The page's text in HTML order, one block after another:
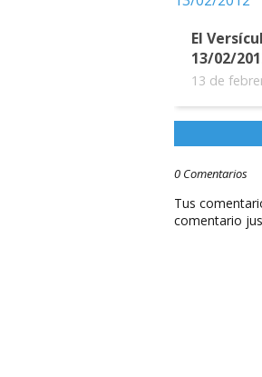
El
13/02/
13 de
0 Comentarios
Tus
comentario